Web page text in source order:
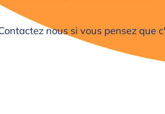
nous si vous pensez que